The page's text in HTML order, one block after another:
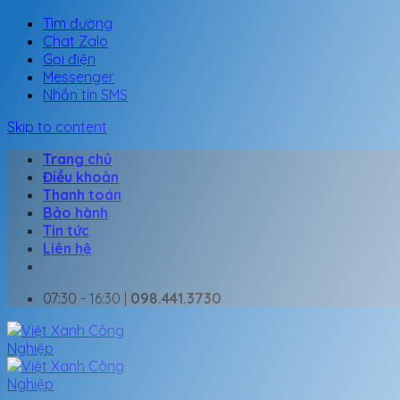
Tìm đường
Chat Zalo
Gọi điện
Messenger
Nhắn tin SMS
Skip to content
Trang chủ
Điều khoản
Thanh toán
Bảo hành
Tin tức
Liên hệ
07:30 - 16:30 | 098.441.3730